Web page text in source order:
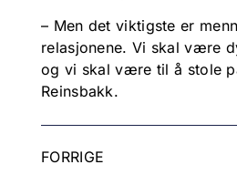
– Men det viktigste er
relasjonene. Vi skal være
og vi skal være til å stole
Reinsbakk.
FORRIGE